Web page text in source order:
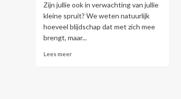
Zijn jullie ook in verwachting van jullie
kleine spruit? We weten natuurlijk
hoeveel blijdschap dat met zich mee
brengt, maar...
Lees meer